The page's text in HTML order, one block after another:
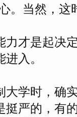
。当然，这
力才是起决
入。
大学时，确
挺严的，有